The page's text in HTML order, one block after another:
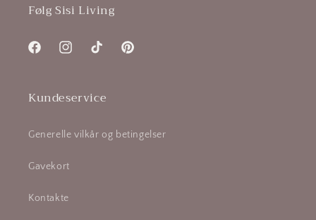
Følg Sisi Living
FacebookInstagramTikTok Pinterest
Kundeservice
Generelle vilkår og betingelser
Gavekort
Kontakte